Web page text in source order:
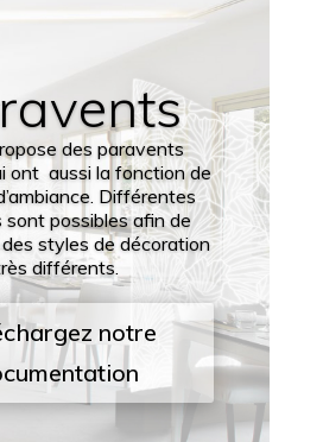
des paravents
ont aussi la fonction de
Différentes
sont possibles afin de
des styles de décoration
différents.
notre